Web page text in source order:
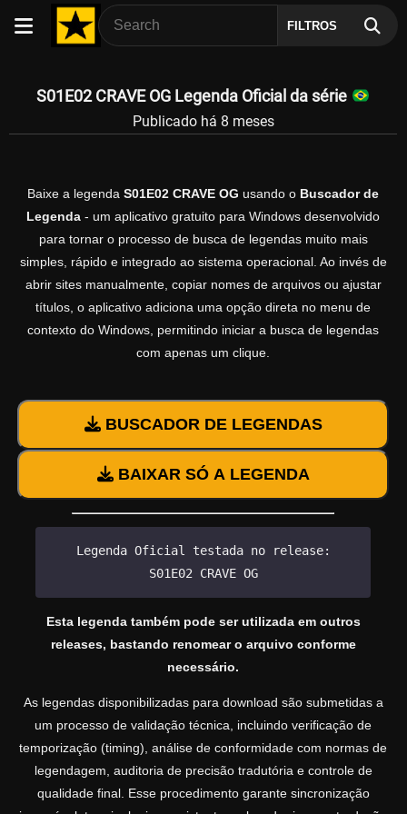
FILTROS
S01E02 CRAVE OG Legenda Oficial da série
Publicado há 8 meses
Baixe a legenda S01E02 CRAVE OG usando o Buscador de
Legenda - um aplicativo gratuito para Windows desenvolvido
para tornar o processo de busca de legendas muito mais
simples, rápido e integrado ao sistema operacional. Ao invés de
abrir sites manualmente, copiar nomes de arquivos ou ajustar
títulos, o aplicativo adiciona uma opção direta no menu de
contexto do Windows, permitindo iniciar a busca de legendas
com apenas um clique.
BUSCADOR DE LEGENDAS
BAIXAR SÓ A LEGENDA
Legenda Oficial testada no release:
S01E02 CRAVE OG
Esta legenda também pode ser utilizada em outros
releases, bastando renomear o arquivo conforme
necessário.
As legendas disponibilizadas para download são submetidas a
um processo de validação técnica, incluindo verificação de
temporização (timing), análise de conformidade com normas de
legendagem, auditoria de precisão tradutória e controle de
qualidade final. Esse procedimento garante sincronização